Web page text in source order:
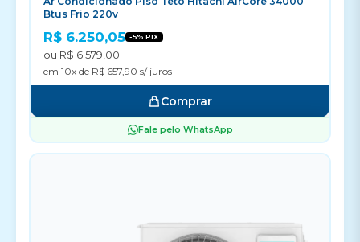
Btus Frio 220v
R$ 6.250,05 -5% PIX
ou R$ 6.579,00
em 10x de R$ 657,90 s/ juros
Comprar
Fale pelo WhatsApp